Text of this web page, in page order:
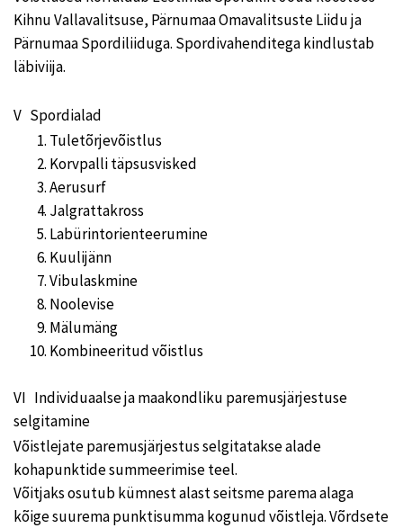
Kihnu Vallavalitsuse, Pärnumaa Omavalitsuste Liidu ja
Pärnumaa Spordiliiduga. Spordivahenditega kindlustab
läbiviija.
V Spordialad
Tuletõrjevõistlus
Korvpalli täpsusvisked
Aerusurf
Jalgrattakross
Labürintorienteerumine
Kuulijänn
Vibulaskmine
Noolevise
Mälumäng
Kombineeritud võistlus
VI Individuaalse ja maakondliku paremusjärjestuse
selgitamine
Võistlejate paremusjärjestus selgitatakse alade
kohapunktide summeerimise teel.
Võitjaks osutub kümnest alast seitsme parema alaga
kõige suurema punktisumma kogunud võistleja. Võrdsete